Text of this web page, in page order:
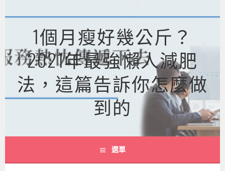
至
內
容
1個月瘦好幾公斤？
2021年最強懶人減肥
法，這篇告訴你怎麼做
到的
選單